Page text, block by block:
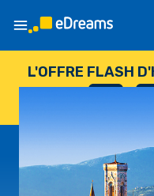
L'OFFRE FLASH